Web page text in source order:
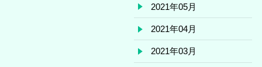
2021年05月
2021年04月
2021年03月